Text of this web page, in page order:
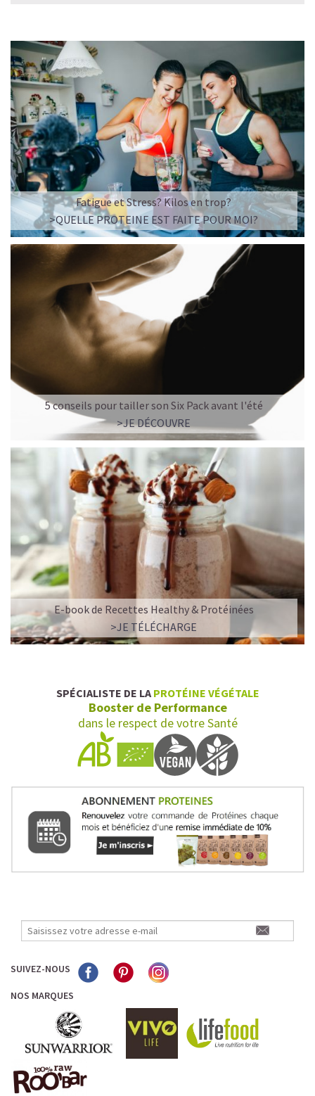
Fatigue et Stress? Kilos en trop?
>QUELLE PROTEINE EST FAITE POUR MOI?
5 conseils pour tailler son Six Pack avant l'été
>JE DÉCOUVRE
E-book de Recettes Healthy & Protéinées
>JE TÉLÉCHARGE
SPÉCIALISTE DE LA PROTÉINE VÉGÉTALE
Booster de Performance
dans le respect de votre Santé
SUIVEZ-NOUS
NOS MARQUES